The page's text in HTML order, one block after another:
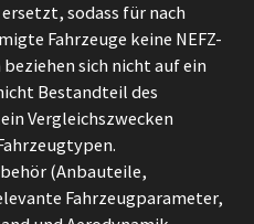
sodass für nach
Fahrzeuge keine NEFZ-
sich nicht auf ein
Bestandteil des
Vergleichszwecken
(Anbauteile,
Fahrzeugparameter,